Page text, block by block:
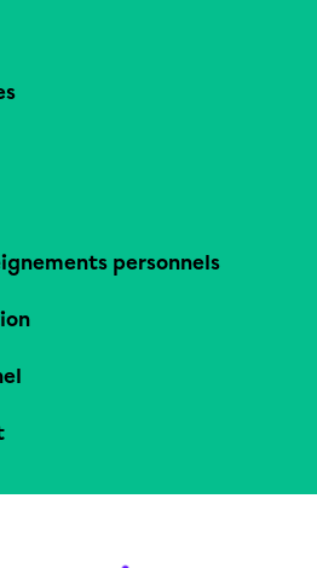
personnels